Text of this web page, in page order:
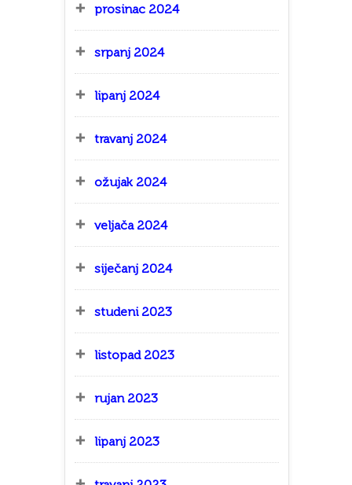
prosinac 2024
srpanj 2024
lipanj 2024
travanj 2024
ožujak 2024
veljača 2024
siječanj 2024
studeni 2023
listopad 2023
rujan 2023
lipanj 2023